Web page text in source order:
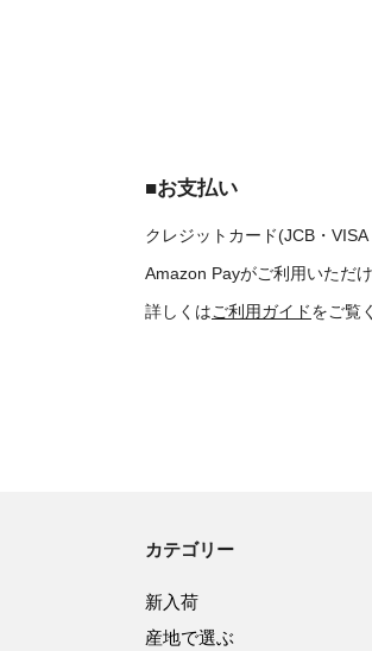
■お支払い
クレジットカード(JCB・VISA
Amazon Payがご利用いただけ
詳しくはご利用ガイドをご覧
カテゴリー
新入荷
産地で選ぶ